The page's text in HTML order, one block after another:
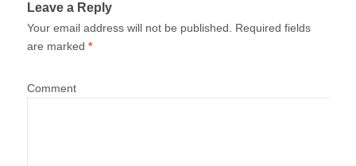
Leave a Reply
Your email address will not be published.
Required fields
are marked *
Comment